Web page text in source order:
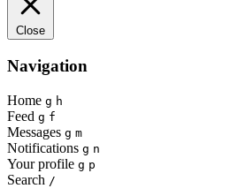
Close
Navigation
Home g h
Feed g f
Messages g m
Notifications g n
Your profile g p
Search /